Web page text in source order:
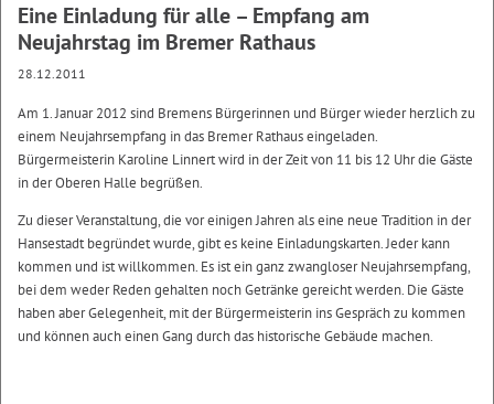
Eine Einladung für alle – Empfang am
Neujahrstag im Bremer Rathaus
28.12.2011
Am 1. Januar 2012 sind Bremens Bürgerinnen und Bürger wieder herzlich zu
einem Neujahrsempfang in das Bremer Rathaus eingeladen.
Bürgermeisterin Karoline Linnert wird in der Zeit von 11 bis 12 Uhr die Gäste
in der Oberen Halle begrüßen.
Zu dieser Veranstaltung, die vor einigen Jahren als eine neue Tradition in der
Hansestadt begründet wurde, gibt es keine Einladungskarten. Jeder kann
kommen und ist willkommen. Es ist ein ganz zwangloser Neujahrsempfang,
bei dem weder Reden gehalten noch Getränke gereicht werden. Die Gäste
haben aber Gelegenheit, mit der Bürgermeisterin ins Gespräch zu kommen
und können auch einen Gang durch das historische Gebäude machen.